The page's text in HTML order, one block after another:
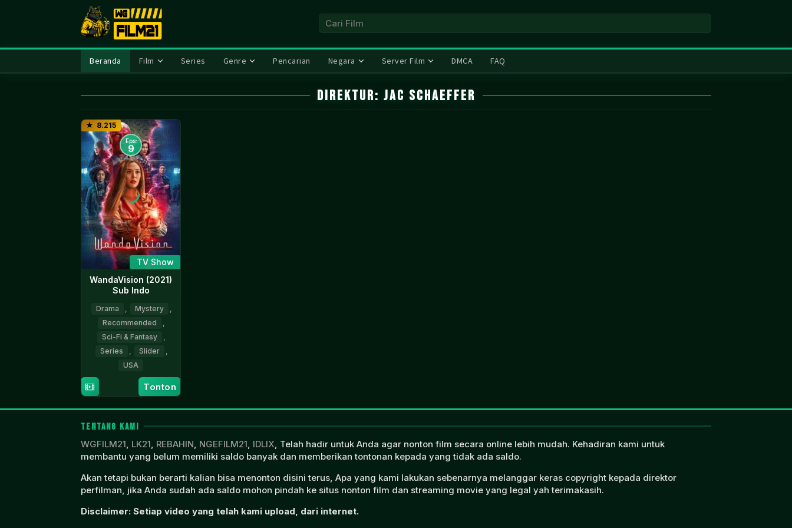
Beranda Film Series Genre Pencarian Negara Server Film DMCA FAQ
Direktur: Jac Schaeffer
8.215
Eps:
9
TV Show
WandaVision (2021)
Sub Indo
Drama , Mystery
,
Recommended
,
Sci-Fi & Fantasy
,
Series
, Slider
,
USA
Jan
2021
Jac
Schaeffer
Tonton
TENTANG KAMI
WGFILM21, LK21, REBAHIN, NGEFILM21, IDLIX, Telah hadir untuk Anda agar nonton film secara online lebih mudah. Kehadiran kami untuk
membantu yang belum memiliki saldo banyak dan memberikan tontonan kepada yang tidak ada saldo.
Akan tetapi bukan berarti kalian bisa menonton disini terus, Apa yang kami lakukan sebenarnya melanggar keras copyright kepada direktor
perfilman, jika Anda sudah ada saldo mohon pindah ke situs nonton film dan streaming movie yang legal yah terimakasih.
Disclaimer: Setiap video yang telah kami upload, dari internet.